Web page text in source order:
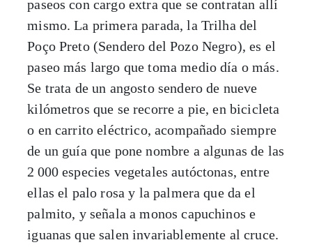
paseos con cargo extra que se contratan allí
mismo. La primera parada, la Trilha del
Poço Preto (Sendero del Pozo Negro), es el
paseo más largo que toma medio día o más.
Se trata de un angosto sendero de nueve
kilómetros que se recorre a pie, en bicicleta
o en carrito eléctrico, acompañado siempre
de un guía que pone nombre a algunas de las
2 000 especies vegetales autóctonas, entre
ellas el palo rosa y la palmera que da el
palmito, y señala a monos capuchinos e
iguanas que salen invariablemente al cruce.